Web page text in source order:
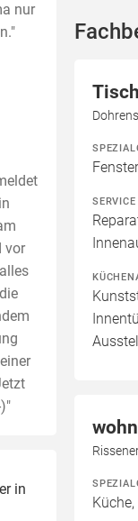
nur
vor
in
SERVICE